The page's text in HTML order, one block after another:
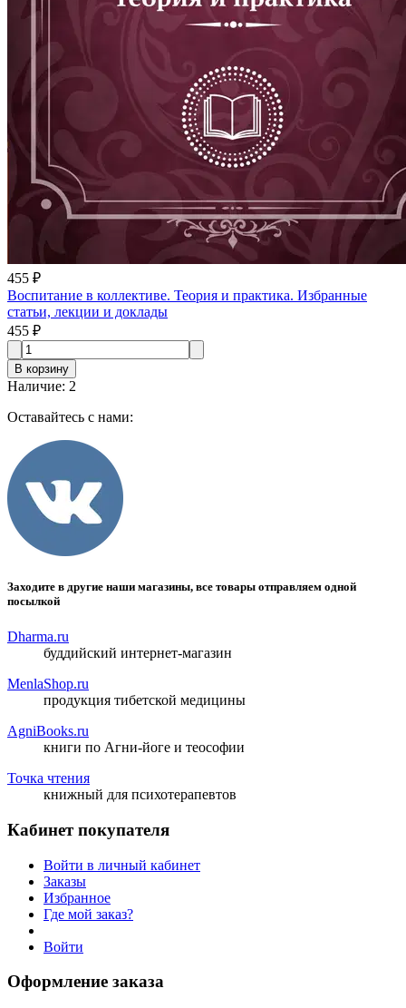
455 ₽
Воспитание в коллективе. Теория и практика. Избранные
статьи, лекции и доклады
455 ₽
В корзину
Наличие: 2
Оставайтесь с нами:
Заходите в другие наши магазины, все товары отправляем одной
посылкой
Dharma.ru
буддийский интернет-магазин
MenlaShop.ru
продукция тибетской медицины
AgniBooks.ru
книги по Агни-йоге и теософии
Точка чтения
книжный для психотерапевтов
Кабинет покупателя
Войти в личный кабинет
Заказы
Избранное
Где мой заказ?
Войти
Оформление заказа